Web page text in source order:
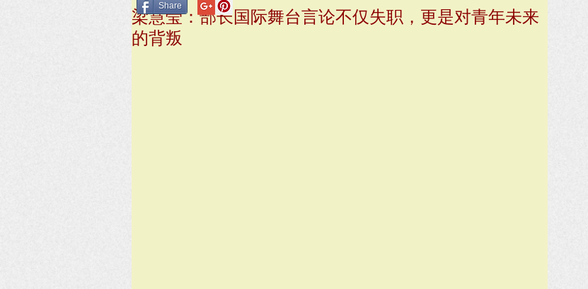
梁慧莹：部长国际舞台言论不仅失职，更是对青年未来
的背叛
Share